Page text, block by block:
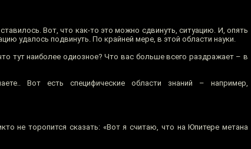
Вот, что как-то это можно сдвинуть, ситуацию. И, опять
удалось подвинуть. По крайней мере, в этой области науки.
тут наиболее одиозное? Что вас больше всего раздражает – в
Вот есть специфические области знаний – например,
не торопится сказать: «Вот я считаю, что на Юпитере метана